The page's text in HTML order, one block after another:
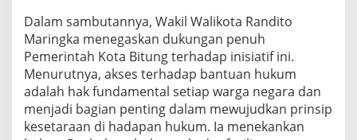
Dalam sambutannya, Wakil Walikota Randito
Maringka menegaskan dukungan penuh
Pemerintah Kota Bitung terhadap inisiatif ini.
Menurutnya, akses terhadap bantuan hukum
adalah hak fundamental setiap warga negara dan
menjadi bagian penting dalam mewujudkan prinsip
kesetaraan di hadapan hukum. Ia menekankan